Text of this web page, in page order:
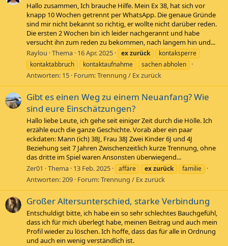
Hallo zusammen, Ich brauche Hilfe. Mein Ex 38, hat sich vor
knapp 10 Wochen getrennt per WhatsApp. Die genaue Gründe
sind mir nicht bekannt so richtig, er wollte nicht darüber reden.
Die ersten 2 Wochen bin ich leider nachgerannt und habe
versucht ihn zum reden zu bekommen, nach langem hin und...
Raylou Thema 16 Apr. 2025 exzurück
kontaksperre
kontaktabbruch
kontaktaufnahme sachen abholen
Antworten: 15 Forum:Trennung / Ex zurück
Gibt es einen Weg zu einem Neuanfang? Wie
sind eure Einschätzungen?
Hallo liebe Leute, ich gehe seit einiger Zeit durch die Hölle. Ich
erzähle euch die ganze Geschichte. Vorab aber ein paar
eckdaten: Mann (ich) 38J, Frau 38J Zwei Kinder 6J und 4J
Beziehung seit 7 Jahren Zwischenzeitlich kurze Trennung, ohne
das dritte im Spiel waren Ansonsten überwiegend...
Zer01
Thema 13 Feb. 2025 affäre exzurück familie
Antworten: 209 Forum:Trennung / Ex zurück
Großer Altersunterschied, starke Verbindung
Entschuldigt bitte, ich habe ein so sehr schlechtes Bauchgefühl,
dass ich für mich überlegt habe, meinen Beitrag und auch mein
Profil wieder zu löschen. Ich hoffe, dass das für alle in Ordnung
und auch ein wenig verständlich ist.